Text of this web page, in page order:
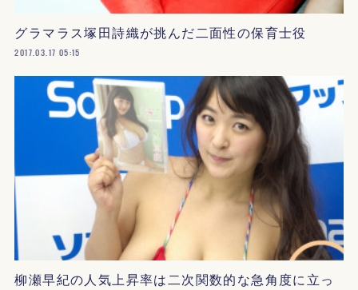
グラマラス塚田詩織が挑んだ二面性の保育士役
2017.03.17 05:15
柳瀬早紀の人気上昇率は二次関数的な急角度に立っ